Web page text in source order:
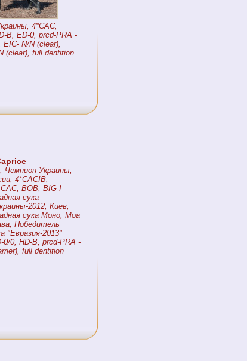
4*CAC,
B, ED-0, prcd-PRA -
EIC- N/N (clear),
(clear), full dentition
Чемпион Украины,
4*CACIB,
BOB, BIG-I
сука
2012, Киев;
сука Моно, Моа
Победитель
"Евразия-2013"
0, HD-B, prcd-PRA -
full dentition